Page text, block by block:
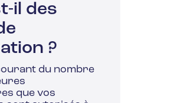
il des
?
du nombre
que vos